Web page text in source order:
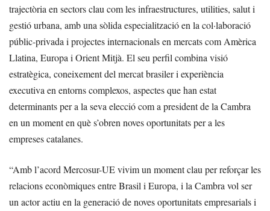
trajectòria en sectors clau com les infraestructures, utilities, salut i
gestió urbana, amb una sòlida especialització en la col·laboració
públic-privada i projectes internacionals en mercats com Amèrica
Llatina, Europa i Orient Mitjà. El seu perfil combina visió
estratègica, coneixement del mercat brasiler i experiència
executiva en entorns complexos, aspectes que han estat
determinants per a la seva elecció com a president de la Cambra
en un moment en què s’obren noves oportunitats per a les
empreses catalanes.
“Amb l’acord Mercosur-UE vivim un moment clau per reforçar les
relacions econòmiques entre Brasil i Europa, i la Cambra vol ser
un actor actiu en la generació de noves oportunitats empresarials i